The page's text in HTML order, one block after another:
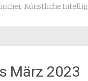
, Künstliche
März 2023